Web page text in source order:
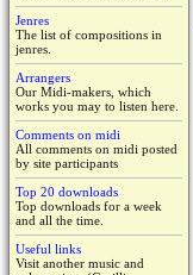
Jenres
The list of compositions in
jenres.
Arrangers
Our Midi-makers, which
works you may to listen here.
Comments on midi
All comments on midi posted
by site participants
Top 20 downloads
Top downloads for a week
and all the time.
Useful links
Visit another music and